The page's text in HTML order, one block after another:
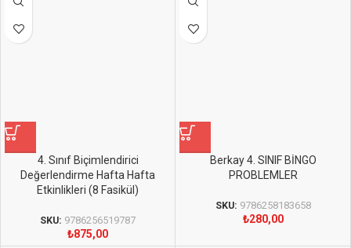
4. Sınıf Biçimlendirici
Değerlendirme Hafta Hafta
Etkinlikleri (8 Fasikül)
SKU: 9786256519787
₺875,00
Berkay 4. SINIF BİNGO
PROBLEMLER
SKU: 9786258183658
₺280,00